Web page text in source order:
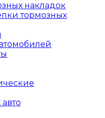
накладок
тормозных